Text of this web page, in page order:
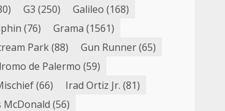
G3 (250) Galileo (168)
(76) Grama (1561)
Park(88) Gun Runner(65)
de Palermo (59)
(66) Irad Ortiz Jr. (81)
McDonald (56)